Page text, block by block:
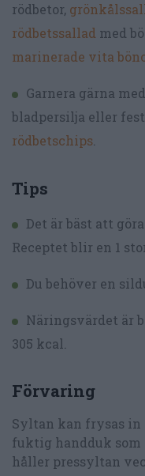
rödbetor,
rödbetssallad med
marinerade vita
Garnera gärna
bladpersilja eller
rödbetschips.
Tips
Det är bäst att
Receptet blir en 1
Du behöver en
Näringsvärdet är
305 kcal.
Förvaring
Syltan kan frysas in
fuktig handduk som
håller pressyltan